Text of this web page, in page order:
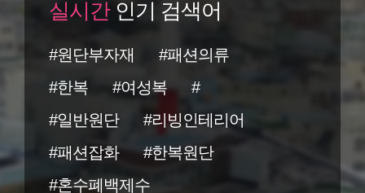
실시간인기 검색어
#원단부자재
#패션의류
#한복
#여성복
#
#일반원단
#리빙인테리어
#패션잡화
#한복원단
#혼수폐백제수